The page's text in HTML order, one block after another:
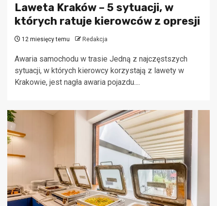
Laweta Kraków – 5 sytuacji, w
których ratuje kierowców z opresji
12 miesięcy temu Redakcja
Awaria samochodu w trasie Jedną z najczęstszych
sytuacji, w których kierowcy korzystają z lawety w
Krakowie, jest nagła awaria pojazdu....